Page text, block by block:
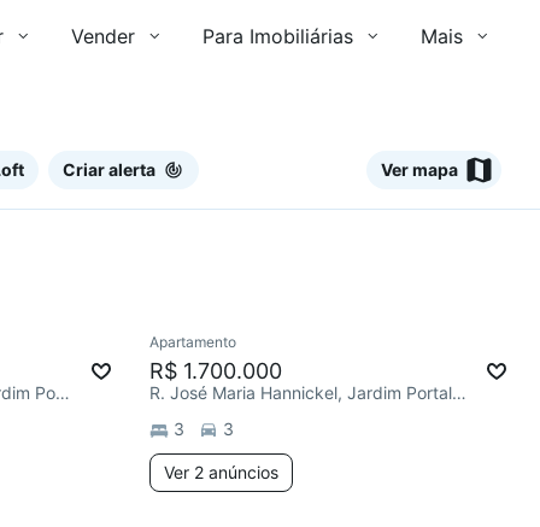
Vender Para Imobiliárias Mais
Criar alerta Ver mapa
R. Isolina Leite Nascimento, Jardim Portal da Colina
Redecorar
Apartamento
R$ 1.700.000
R. José Maria Hannickel, Jardim Portal da Colina
3
3
Ver 2 anúncios